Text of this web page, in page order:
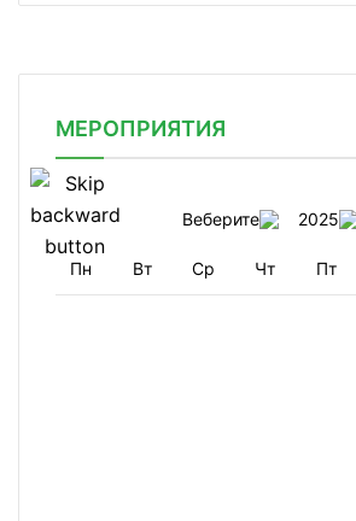
МЕРОПРИЯТИЯ
Веберите 2025
Пн Вт Ср Чт Пт